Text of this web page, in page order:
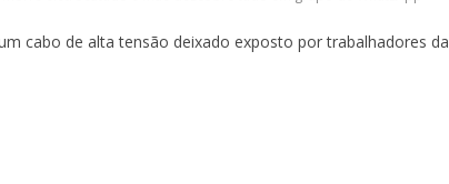
cabo de alta tensão deixado exposto por trabalhadores da